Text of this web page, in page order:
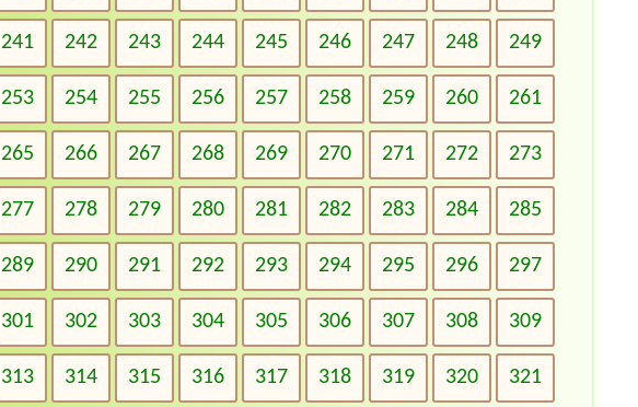
241 242 243 244 245 246 247 248 249
253 254 255 256 257 258 259 260 261
265 266 267 268 269 270 271 272 273
277 278 279 280 281 282 283 284 285
289 290 291 292 293 294 295 296 297
301 302 303 304 305 306 307 308 309
313 314 315 316 317 318 319 320 321